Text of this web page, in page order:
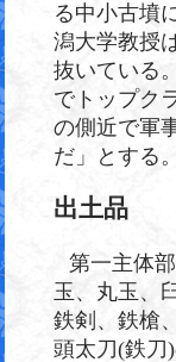
る中小古墳
潟大学教授
抜いている
でトップク
の側近で軍
だ」とする
出土品
第一主体
玉、丸玉、
鉄剣、鉄槍
頭太刀(鉄刀